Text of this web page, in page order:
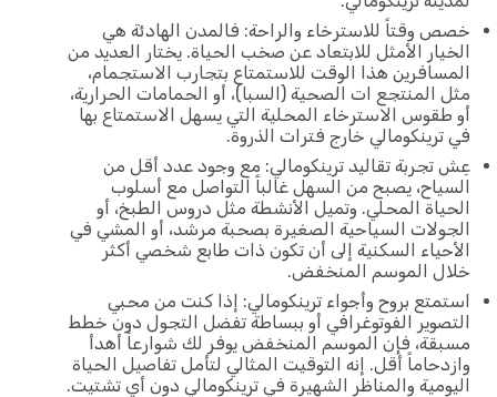
خصص وقتاً للاسترخاء والراحة: فالمدن الهادئة هي
الخيار الأمثل للابتعاد عن صخب الحياة. يختار العديد من
المسافرين هذا الوقت للاستمتاع بتجارب الاستجمام،
مثل المنتجع ات الصحية (السبا)، أو الحمامات الحرارية،
أو طقوس الاسترخاء المحلية التي يسهل الاستمتاع بها
في ترينكومالي خارج فترات الذروة.
عِش تجربة تقاليد ترينكومالي: مع وجود عدد أقل من
السياح، يصبح من السهل غالباً التواصل مع أسلوب
الحياة المحلي. وتميل الأنشطة مثل دروس الطبخ، أو
الجولات السياحية الصغيرة بصحبة مرشد، أو المشي في
الأحياء السكنية إلى أن تكون ذات طابع شخصي أكثر
خلال الموسم المنخفض.
استمتع بروح وأجواء ترينكومالي: إذا كنت من محبي
التصوير الفوتوغرافي أو ببساطة تفضل التجول دون خطط
مسبقة، فإن الموسم المنخفض يوفر لك شوارعاً أهدأ
وازدحاماً أقل. إنه التوقيت المثالي لتأمل تفاصيل الحياة
اليومية والمناظر الشهيرة في ترينكومالي دون أي تشتيت.